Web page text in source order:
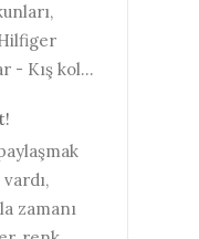
- Kış kol...
zamanı